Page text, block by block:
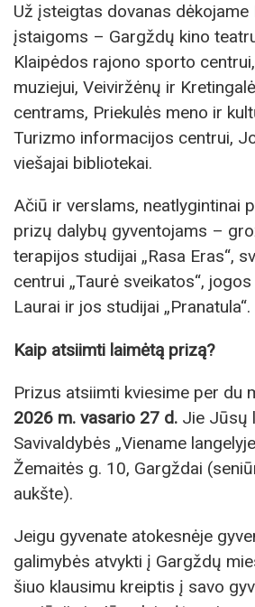
Už įsteigtas dovanas
įstaigoms – Gargždų kino
Klaipėdos rajono sporto
muziejui, Veiviržėnų ir
centrams, Priekulės meno ir
Turizmo informacijos centrui,
viešajai bibliotekai.
Ačiū ir verslams, neatlygintinai
prizų dalybų gyventojams –
terapijos studijai „Rasa Eras“,
centrui „Taurė sveikatos“,
Laurai ir jos studijai „Pranatula“.
Kaip atsiimti laimėtą prizą?
Prizus atsiimti kviesime per du
2026 m. vasario 27 d. Jie Jūsų
Savivaldybės „Viename
Žemaitės g. 10, Gargždai
aukšte).
Jeigu gyvenate atokesnėje
galimybės atvykti į Gargždų
šiuo klausimu kreiptis į savo